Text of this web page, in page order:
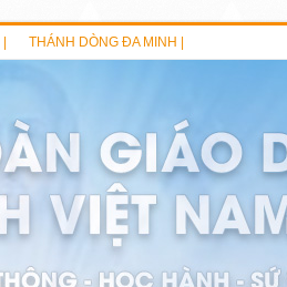
THÁNH DÒNG ĐA MINH |